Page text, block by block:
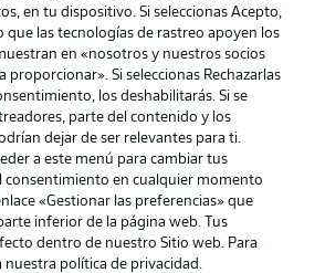
Aviso legal
Declaracion de privacidad
Trabajos
Condiciones de uso
Contacto
en tu dispositivo. Si seleccionas Acepto,
que las tecnologías de rastreo apoyen los
en «nosotros y nuestros socios
proporcionar». Si seleccionas Rechazarlas
los deshabilitarás. Si se
parte del contenido y los
dejar de ser relevantes para ti.
a este menú para cambiar tus
consentimiento en cualquier momento
«Gestionar las preferencias» que
inferior de la página web. Tus
dentro de nuestro Sitio web. Para
nuestra política de privacidad.